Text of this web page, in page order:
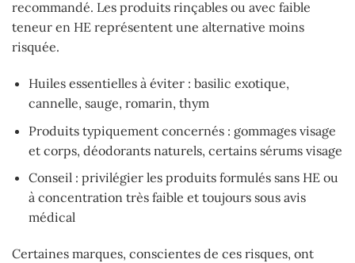
recommandé. Les produits rinçables ou avec faible
teneur en HE représentent une alternative moins
risquée.
Huiles essentielles à éviter : basilic exotique,
cannelle, sauge, romarin, thym
Produits typiquement concernés : gommages visage
et corps, déodorants naturels, certains sérums visage
Conseil : privilégier les produits formulés sans HE ou
à concentration très faible et toujours sous avis
médical
Certaines marques, conscientes de ces risques, ont